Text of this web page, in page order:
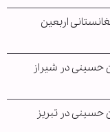
اربعین
حسینی در شیراز
حسینی در تبریز